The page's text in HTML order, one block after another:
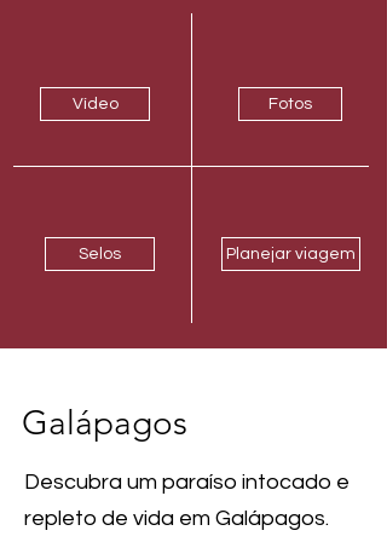
Vídeo Fotos
Selos Planejar viagem
Galápagos
Descubra um paraíso intocado e
repleto de vida em Galápagos.